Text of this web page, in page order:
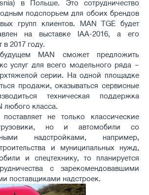
в Польше. Это сотрудничество
подспорьем для обоих брендов
групп клиентов. MAN TGE будет
на выставке IAA-2016, а его
2017 году.
MAN сможет предложить
услуг для всего модельного ряда –
серии. На одной площадке
продажи, оказываться сервисные
техническая поддержка
любого класса.
не только классические
но и автомобили со
надстройками, например,
и муниципальных нужд,
и спецтехнику, то планируется
с зарекомендовавшими
поставщиками надстроек.